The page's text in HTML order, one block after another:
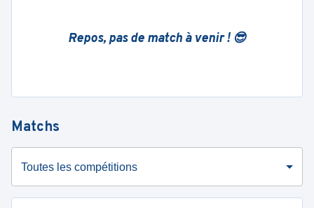
Repos, pas de match à venir ! 😎
Matchs
Toutes les compétitions